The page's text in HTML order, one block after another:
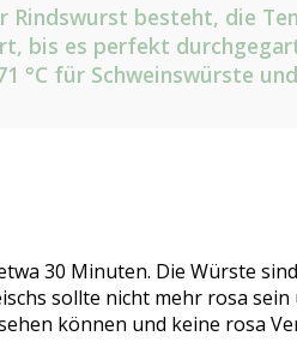
Rindswurst besteht, die
bis es perfekt
°C für Schweinswürste
30 Minuten. Die Würste
sollte nicht mehr rosa
können und keine rosa